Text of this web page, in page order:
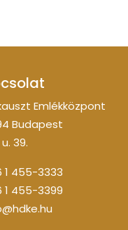
Emlékközpont
Budapest
39.
1 455-3333
1 455-3399